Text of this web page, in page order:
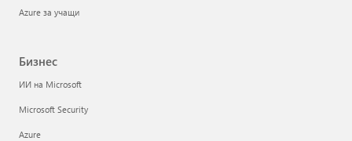
Azure за учащи
Бизнес
ИИ на Microsoft
Microsoft Security
Azure